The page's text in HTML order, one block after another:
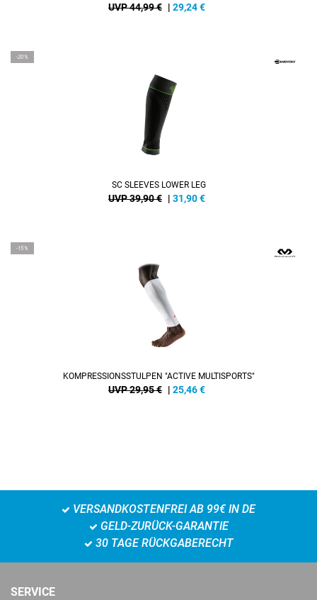
UVP 44,99 € | 29,24€
-20%
SC SLEEVES LOWER LEG
UVP 39,90 € | 31,90€
-15%
KOMPRESSIONSSTULPEN "ACTIVE MULTISPORTS"
UVP 29,95 € | 25,46€
VERSANDKOSTENFREI AB 99€ IN DE
GELD-ZURÜCK-GARANTIE
30 TAGE RÜCKGABERECHT
SERVICE